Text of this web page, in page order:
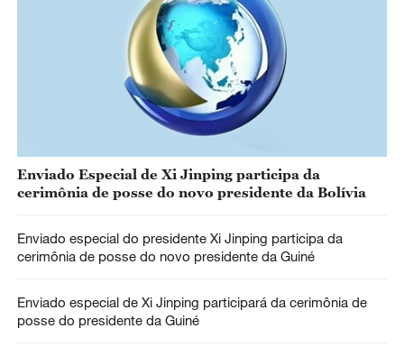
Enviado Especial de Xi Jinping participa da
cerimônia de posse do novo presidente da Bolívia
Enviado especial do presidente Xi Jinping participa da
cerimônia de posse do novo presidente da Guiné
Enviado especial de Xi Jinping participará da cerimônia de
posse do presidente da Guiné